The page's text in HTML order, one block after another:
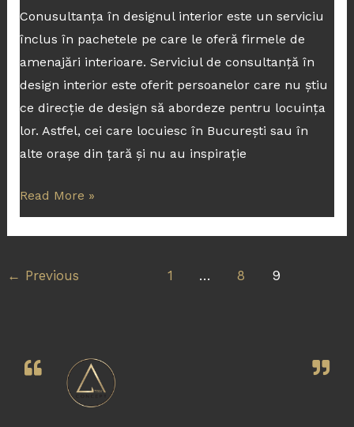
Conusultanța în designul interior este un serviciu
înclus în pachetele pe care le oferă firmele de
amenajări interioare. Serviciul de consultanță în
design interior este oferit persoanelor care nu știu
ce direcție de design să abordeze pentru locuința
lor. Astfel, cei care locuiesc în București sau în
alte orașe din țară și nu au inspirație
Read More »
← Previous 1 … 8 9